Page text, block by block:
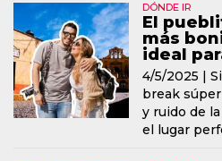
DÓNDE IR
El
más
ideal
4/5/2025 |
break
y ruido de
el lugar